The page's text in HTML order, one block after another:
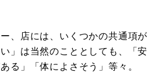
、店には、いくつかの共通項が
」は当然のこととしても、「安
る」「体によさそう」等々。